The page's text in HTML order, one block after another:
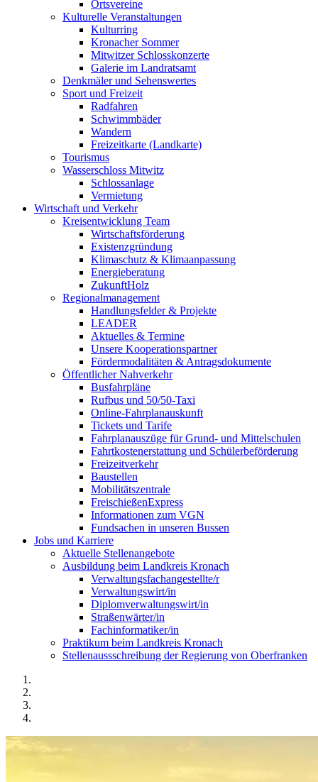
Ortsvereine
Kulturelle Veranstaltungen
Kulturring
Kronacher Sommer
Mitwitzer Schlosskonzerte
Galerie im Landratsamt
Denkmäler und Sehenswertes
Sport und Freizeit
Radfahren
Schwimmbäder
Wandern
Freizeitkarte (Landkarte)
Tourismus
Wasserschloss Mitwitz
Schlossanlage
Vermietung
Wirtschaft und Verkehr
Kreisentwicklung Team
Wirtschaftsförderung
Existenzgründung
Klimaschutz & Klimaanpassung
Energieberatung
ZukunftHolz
Regionalmanagement
Handlungsfelder & Projekte
LEADER
Aktuelles & Termine
Unsere Kooperationspartner
Fördermodalitäten & Antragsdokumente
Öffentlicher Nahverkehr
Busfahrpläne
Rufbus und 50/50-Taxi
Online-Fahrplanauskunft
Tickets und Tarife
Fahrplanauszüge für Grund- und Mittelschulen
Fahrtkostenerstattung und Schülerbeförderung
Freizeitverkehr
Baustellen
Mobilitätszentrale
FreischießenExpress
Informationen zum VGN
Fundsachen in unseren Bussen
Jobs und Karriere
Aktuelle Stellenangebote
Ausbildung beim Landkreis Kronach
Verwaltungsfachangestellte/r
Verwaltungswirt/in
Diplomverwaltungswirt/in
Straßenwärter/in
Fachinformatiker/in
Praktikum beim Landkreis Kronach
Stellenaussschreibung der Regierung von Oberfranken